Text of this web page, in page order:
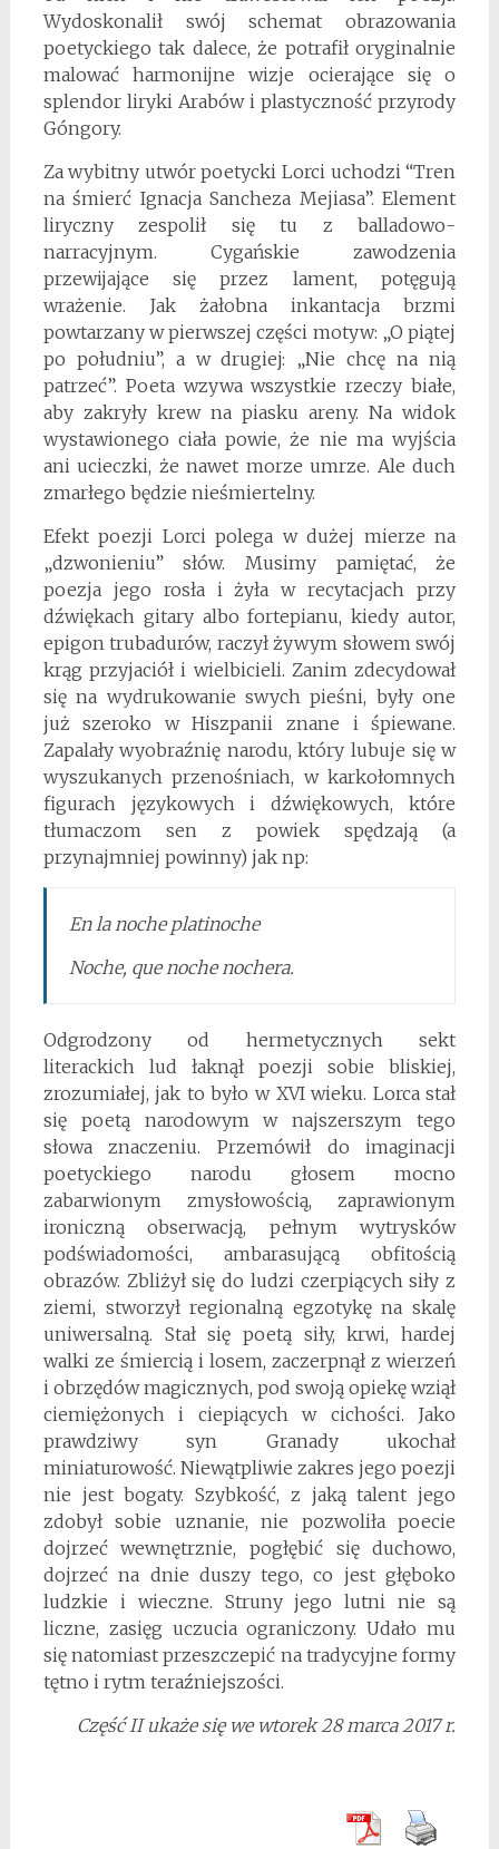
Wydoskonalił swój schemat obrazowania
poetyckiego tak dalece, że potrafił oryginalnie
malować harmonijne wizje ocierające się o
splendor liryki Arabów i plastyczność przyrody
Góngory.
Za wybitny utwór poetycki Lorci uchodzi “Tren
na śmierć Ignacja Sancheza Mejiasa”. Element
liryczny zespolił się tu z balladowo-
narracyjnym. Cygańskie zawodzenia
przewijające się przez lament, potęgują
wrażenie. Jak żałobna inkantacja brzmi
powtarzany w pierwszej części motyw: „O piątej
po południu”, a w drugiej: „Nie chcę na nią
patrzeć”. Poeta wzywa wszystkie rzeczy białe,
aby zakryły krew na piasku areny. Na widok
wystawionego ciała powie, że nie ma wyjścia
ani ucieczki, że nawet morze umrze. Ale duch
zmarłego będzie nieśmiertelny.
Efekt poezji Lorci polega w dużej mierze na
„dzwonieniu” słów. Musimy pamiętać, że
poezja jego rosła i żyła w recytacjach przy
dźwiękach gitary albo fortepianu, kiedy autor,
epigon trubadurów, raczył żywym słowem swój
krąg przyjaciół i wielbicieli. Zanim zdecydował
się na wydrukowanie swych pieśni, były one
już szeroko w Hiszpanii znane i śpiewane.
Zapalały wyobraźnię narodu, który lubuje się w
wyszukanych przenośniach, w karkołomnych
figurach językowych i dźwiękowych, które
tłumaczom sen z powiek spędzają (a
przynajmniej powinny) jak np:
En la noche platinoche
Noche, que noche nochera.
Odgrodzony od hermetycznych sekt
literackich lud łaknął poezji sobie bliskiej,
zrozumiałej, jak to było w XVI wieku. Lorca stał
się poetą narodowym w najszerszym tego
słowa znaczeniu. Przemówił do imaginacji
poetyckiego narodu głosem mocno
zabarwionym zmysłowością, zaprawionym
ironiczną obserwacją, pełnym wytrysków
podświadomości, ambarasującą obfitością
obrazów. Zbliżył się do ludzi czerpiących siły z
ziemi, stworzył regionalną egzotykę na skalę
uniwersalną. Stał się poetą siły, krwi, hardej
walki ze śmiercią i losem, zaczerpnął z wierzeń
i obrzędów magicznych, pod swoją opiekę wziął
ciemiężonych i ciepiących w cichości. Jako
prawdziwy syn Granady ukochał
miniaturowość. Niewątpliwie zakres jego poezji
nie jest bogaty. Szybkość, z jaką talent jego
zdobył sobie uznanie, nie pozwoliła poecie
dojrzeć wewnętrznie, pogłębić się duchowo,
dojrzeć na dnie duszy tego, co jest głęboko
ludzkie i wieczne. Struny jego lutni nie są
liczne, zasięg uczucia ograniczony. Udało mu
się natomiast przeszczepić na tradycyjne formy
tętno i rytm teraźniejszości.
Część II ukaże się we wtorek 28 marca 2017 r.